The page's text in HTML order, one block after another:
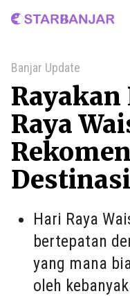
Home
Banjar Update
Raya
Hari Raya
bertepatan
yang mana
oleh